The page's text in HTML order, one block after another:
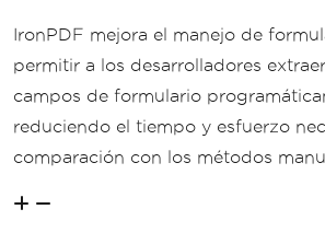
IronPDF mejora el manejo de
permitir a los desarrolladores
campos de formulario
reduciendo el tiempo y esfuerzo
comparación con los métodos